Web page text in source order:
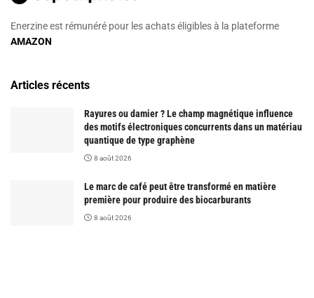
Enerzine est rémunéré pour les achats éligibles à la plateforme
AMAZON
Articles récents
Rayures ou damier ? Le champ magnétique influence
des motifs électroniques concurrents dans un matériau
quantique de type graphène
8 août 2026
Le marc de café peut être transformé en matière
première pour produire des biocarburants
8 août 2026